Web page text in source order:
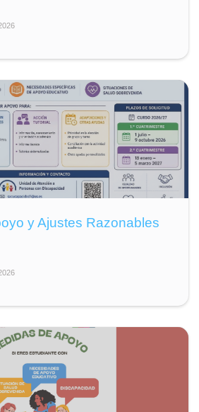
y Ajustes Razonables